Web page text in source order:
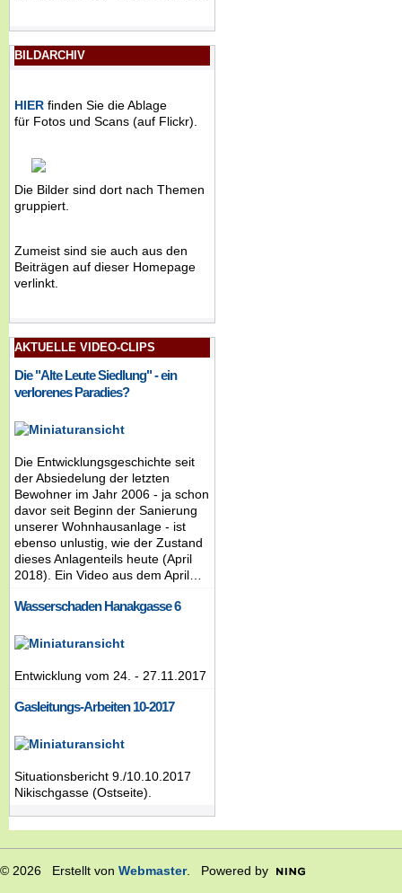
BILDARCHIV
HIER finden Sie die Ablage
für Fotos und Scans (auf Flickr).
Die Bilder sind dort nach Themen
gruppiert.
Zumeist sind sie auch aus den
Beiträgen auf dieser Homepage
verlinkt.
AKTUELLE VIDEO-CLIPS
Die "Alte Leute Siedlung" - ein
verlorenes Paradies?
Die Entwicklungsgeschichte seit
der Absiedelung der letzten
Bewohner im Jahr 2006 - ja schon
davor seit Beginn der Sanierung
unserer Wohnhausanlage - ist
ebenso unlustig, wie der Zustand
dieses Anlagenteils heute (April
2018). Ein Video aus dem April…
Wasserschaden Hanakgasse 6
Entwicklung vom 24. - 27.11.2017
Gasleitungs-Arbeiten 10-2017
Situationsbericht 9./10.10.2017
Nikischgasse (Ostseite).
© 2026 Erstellt von Webmaster. Powered by